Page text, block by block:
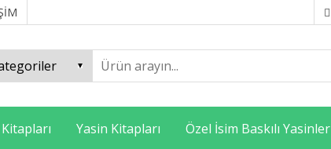
Yasin Kitapları Özel İsim Baskılı Yasinler